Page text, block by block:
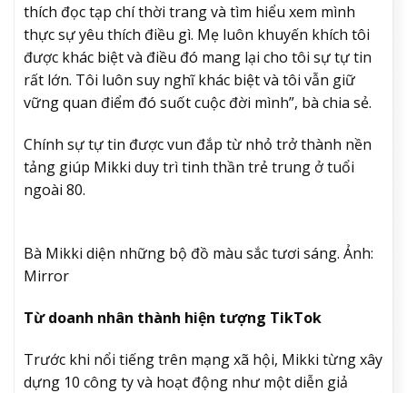
thích đọc tạp chí thời trang và tìm hiểu xem mình
thực sự yêu thích điều gì. Mẹ luôn khuyến khích tôi
được khác biệt và điều đó mang lại cho tôi sự tự tin
rất lớn. Tôi luôn suy nghĩ khác biệt và tôi vẫn giữ
vững quan điểm đó suốt cuộc đời mình”, bà chia sẻ.
Chính sự tự tin được vun đắp từ nhỏ trở thành nền
tảng giúp Mikki duy trì tinh thần trẻ trung ở tuổi
ngoài 80.
Bà Mikki diện những bộ đồ màu sắc tươi sáng. Ảnh:
Mirror
Từ doanh nhân thành hiện tượng TikTok
Trước khi nổi tiếng trên mạng xã hội, Mikki từng xây
dựng 10 công ty và hoạt động như một diễn giả